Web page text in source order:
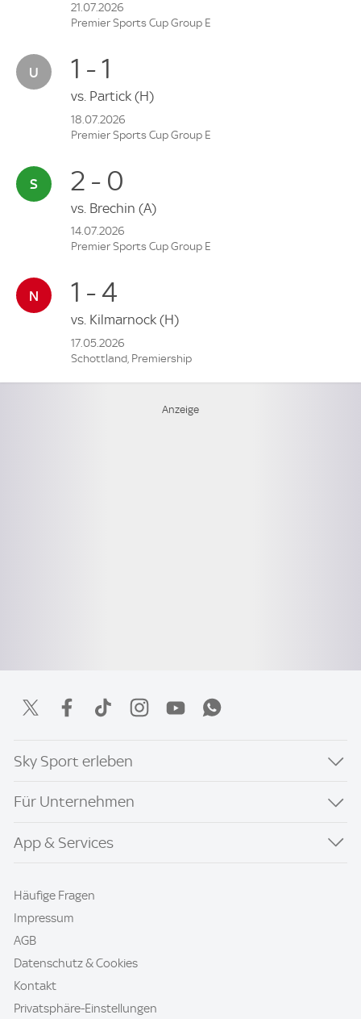
21.07.2026
Premier Sports Cup Group E
1 - 1
vs. Partick (H)
18.07.2026
Premier Sports Cup Group E
2 - 0
vs. Brechin (A)
14.07.2026
Premier Sports Cup Group E
1 - 4
vs. Kilmarnock (H)
17.05.2026
Schottland, Premiership
Sky Sport erleben
Für Unternehmen
App & Services
Häufige Fragen
Impressum
AGB
Datenschutz & Cookies
Kontakt
Privatsphäre-Einstellungen